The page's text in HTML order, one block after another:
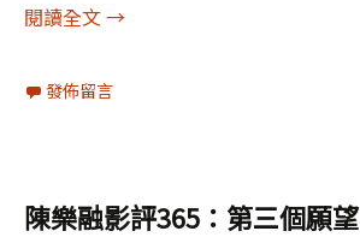
閱讀全文陳樂融影評376：親愛的別哭
→
發佈留言
陳樂融影評365：第三個願望